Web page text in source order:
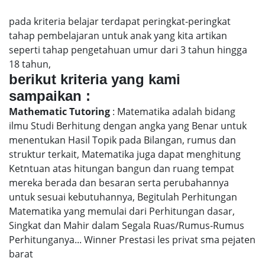
pada kriteria belajar terdapat peringkat-peringkat
tahap pembelajaran untuk anak yang kita artikan
seperti tahap pengetahuan umur dari 3 tahun hingga
18 tahun,
berikut kriteria yang kami
sampaikan :
Mathematic Tutoring : Matematika adalah bidang
ilmu Studi Berhitung dengan angka yang Benar untuk
menentukan Hasil Topik pada Bilangan, rumus dan
struktur terkait, Matematika juga dapat menghitung
Ketntuan atas hitungan bangun dan ruang tempat
mereka berada dan besaran serta perubahannya
untuk sesuai kebutuhannya, Begitulah Perhitungan
Matematika yang memulai dari Perhitungan dasar,
Singkat dan Mahir dalam Segala Ruas/Rumus-Rumus
Perhitunganya... Winner Prestasi les privat sma pejaten
barat